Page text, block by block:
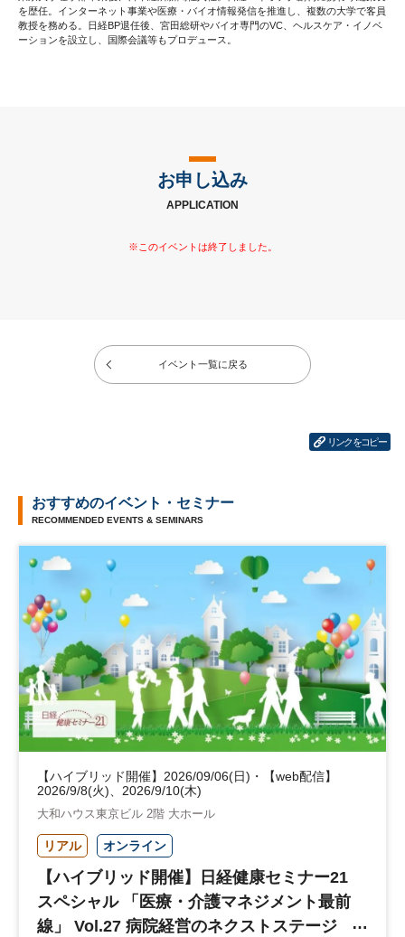
を歴任。インターネット事業や医療・バイオ情報発信を推進し、複数の大学で客員
教授を務める。日経BP退任後、宮田総研やバイオ専門のVC、ヘルスケア・イノベ
ーションを設立し、国際会議等もプロデュース。
お申し込み
APPLICATION
イベント一覧に戻る
リンクをコピー
おすすめのイベント・セミナー
RECOMMENDED EVENTS & SEMINARS
【ハイブリッド開催】2026/09/06(日)・【web配信】
2026/9/8(火)、2026/9/10(木)
大和ハウス東京ビル 2階 大ホール
リアル オンライン
【ハイブリッド開催】日経健康セミナー21
スペシャル 「医療・介護マネジメント最前
線」 Vol.27 病院経営のネクストステージ